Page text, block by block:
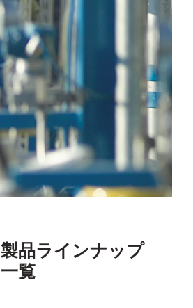
製品ラインナップ
一覧